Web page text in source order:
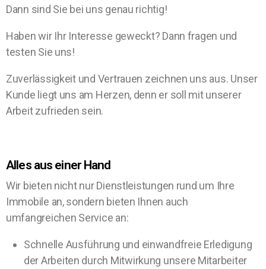
Dann sind Sie bei uns genau richtig!
Haben wir Ihr Interesse geweckt? Dann fragen und
testen Sie uns!
Zuverlässigkeit und Vertrauen zeichnen uns aus. Unser
Kunde liegt uns am Herzen, denn er soll mit unserer
Arbeit zufrieden sein.
Alles aus einer Hand
Wir bieten nicht nur Dienstleistungen rund um Ihre
Immobile an, sondern bieten Ihnen auch
umfangreichen Service an:
Schnelle Ausführung und einwandfreie Erledigung
der Arbeiten durch Mitwirkung unsere Mitarbeiter